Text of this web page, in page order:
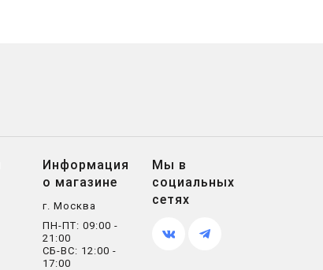
Информация
о магазине
г. Москва
ПН-ПТ: 09:00 -
21:00
СБ-ВС: 12:00 -
17:00
Мы в
социальных
сетях